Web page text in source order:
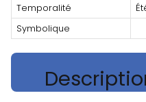
Temporalité
Symbolique